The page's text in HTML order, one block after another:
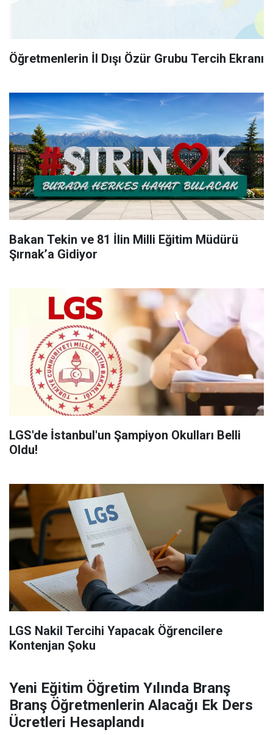
Öğretmenlerin İl Dışı Özür Grubu Tercih Ekranı
Bakan Tekin ve 81 İlin Milli Eğitim Müdürü
Şırnak’a Gidiyor
LGS'de İstanbul'un Şampiyon Okulları Belli
Oldu!
LGS Nakil Tercihi Yapacak Öğrencilere
Kontenjan Şoku
Yeni Eğitim Öğretim Yılında Branş
Branş Öğretmenlerin Alacağı Ek Ders
Ücretleri Hesaplandı